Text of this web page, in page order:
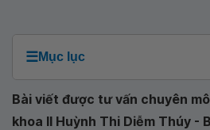
☰Mục lục
Bài viết được tư vấn chuyên
khoa II Huỳnh Thi Diễm Thúy -